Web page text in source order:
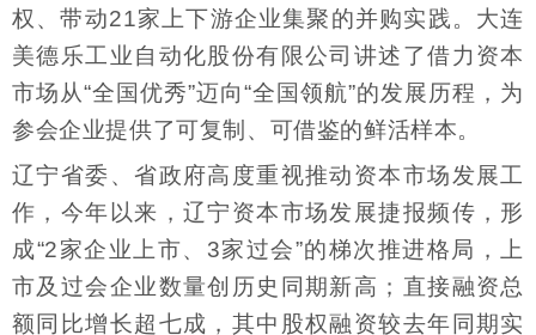
权、带动21家上下游企业集聚的并购实践。大连
美德乐工业自动化股份有限公司讲述了借力资本
市场从“全国优秀”迈向“全国领航”的发展历程，为
参会企业提供了可复制、可借鉴的鲜活样本。
辽宁省委、省政府高度重视推动资本市场发展工
作，今年以来，辽宁资本市场发展捷报频传，形
成“2家企业上市、3家过会”的梯次推进格局，上
市及过会企业数量创历史同期新高；直接融资总
额同比增长超七成，其中股权融资较去年同期实